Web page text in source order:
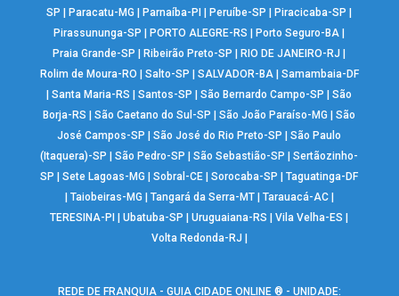
SP
Paracatu-MG Parnaíba-PI Peruíbe-SP Piracicaba-SP
Pirassununga-SP
PORTO ALEGRE-RS Porto Seguro-BA
Praia Grande-SP
Ribeirão Preto-SP RIO DE JANEIRO-RJ
Rolim de Moura-RO
Salto-SP SALVADOR-BA| Samambaia-DF
|Santa Maria-RS |Santos-SP |São Bernardo Campo-SP |São
Borja-RS
|São Caetano do Sul-SP |São João Paraíso-MG |São
José Campos-SP
|São José do Rio Preto-SP |São Paulo
(Itaquera)-SP
|São Pedro-SP |São Sebastião-SP |Sertãozinho-
SP
|Sete Lagoas-MG |Sobral-CE |Sorocaba-SP |Taguatinga-DF
Taiobeiras-MG Tangará da Serra-MT| Tarauacá-AC|
TERESINA-PI
|Ubatuba-SP |Uruguaiana-RS |Vila Velha-ES
Volta Redonda-RJ
REDE DE FRANQUIA - GUIA CIDADE ONLINE ® - UNIDADE: